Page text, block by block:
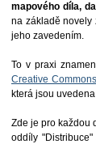
mapového díla,
na základě
jeho zavedením.
To v praxi
Creative
která jsou
Zde je pro každou
oddíly